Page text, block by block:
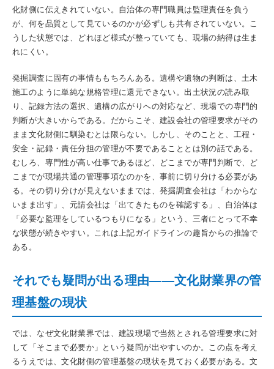
化財側に伝えきれていない。自治体の専門職員は監理責任を負う
が、何を品質として見ているのかが必ずしも共有されていない。こ
うした状態では、どれほど様式が整っていても、現場の納得は生ま
れにくい。
発掘調査に固有の事情ももちろんある。遺構や遺物の判断は、土木
施工のように単純な規格管理に還元できない。出土状況の読み取
り、記録方法の選択、遺構の広がりへの対応など、現場での専門的
判断が大きいからである。だからこそ、建設会社の管理要求がその
まま文化財側に馴染むとは限らない。しかし、そのことと、工程・
安全・記録・責任分担の管理が不要であることとは別の話である。
むしろ、専門性が高い仕事であるほど、どこまでが専門判断で、ど
こまでが現場共通の管理事項なのかを、事前に切り分ける必要があ
る。その切り分けが見えないままでは、発掘調査会社は「わからな
いまま出す」、元請会社は「出てきたものを確認する」、自治体は
「必要な監理をしているつもりになる」という、三者にとって不幸
な状態が続きやすい。これは上記ガイドラインの趣旨からの推論で
ある。
それでも疑問が出る理由――文化財業界の管
理基盤の現状
では、なぜ文化財業界では、建設現場で当然とされる管理要求に対
して「そこまで必要か」という疑問が出やすいのか。この点を考え
るうえでは、文化財側の管理基盤の現状を見ておく必要がある。文